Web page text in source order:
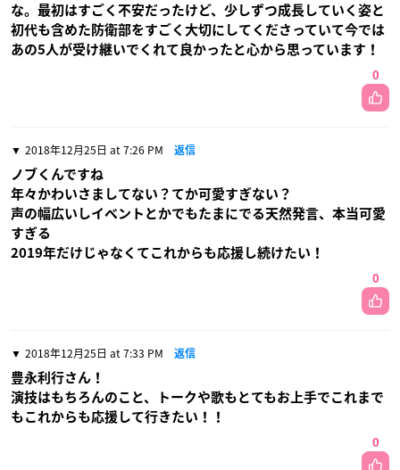
な。最初はすごく不安だったけど、少しずつ成長していく姿と
初代も含めた防衛部をすごく大切にしてくださっていて今では
あの5人が受け継いでくれて良かったと心から思っています！
0
2018年12月25日 at 7:26 PM 返信
ノブくんですね
年々かわいさましてない？てか可愛すぎない？
声の幅広いしイベントとかでもたまにでる天然発言、本当可愛
すぎる
2019年だけじゃなくてこれからも応援し続けたい！
0
2018年12月25日 at 7:33 PM 返信
豊永利行さん！
演技はもちろんのこと、トークや歌もとてもお上手でこれまで
もこれからも応援して行きたい！！
0